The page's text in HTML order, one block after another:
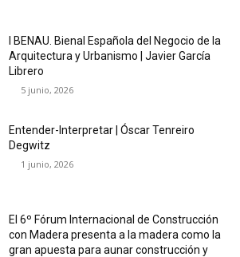
I BENAU. Bienal Española del Negocio de la
Arquitectura y Urbanismo | Javier García
Librero
5 junio, 2026
Entender-Interpretar | Óscar Tenreiro
Degwitz
1 junio, 2026
El 6º Fórum Internacional de Construcción
con Madera presenta a la madera como la
gran apuesta para aunar construcción y